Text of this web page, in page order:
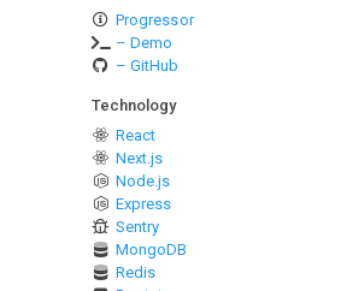
Progressor
– Demo
– GitHub
Technology
React
Next.js
Node.js
Express
Sentry
MongoDB
Redis